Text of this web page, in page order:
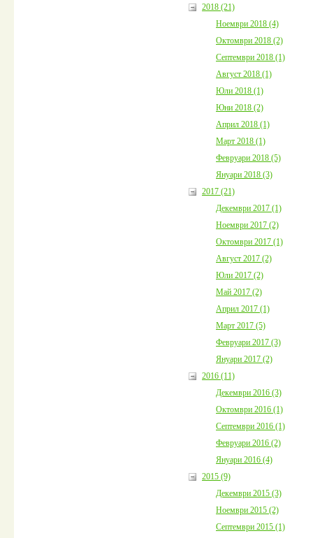
2018 (21)
Ноември 2018 (4)
Октомври 2018 (2)
Септември 2018 (1)
Август 2018 (1)
Юли 2018 (1)
Юни 2018 (2)
Април 2018 (1)
Март 2018 (1)
Февруари 2018 (5)
Януари 2018 (3)
2017 (21)
Декември 2017 (1)
Ноември 2017 (2)
Октомври 2017 (1)
Август 2017 (2)
Юли 2017 (2)
Май 2017 (2)
Април 2017 (1)
Март 2017 (5)
Февруари 2017 (3)
Януари 2017 (2)
2016 (11)
Декември 2016 (3)
Октомври 2016 (1)
Септември 2016 (1)
Февруари 2016 (2)
Януари 2016 (4)
2015 (9)
Декември 2015 (3)
Ноември 2015 (2)
Септември 2015 (1)